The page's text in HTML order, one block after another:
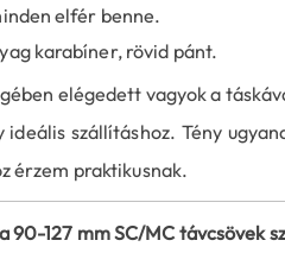
elfér benne.
karabíner, rövid pánt.
elégedett vagyok a
ideális szállításhoz. Tény
érzem praktikusnak.
90-127 mm SC/MC távcsövek